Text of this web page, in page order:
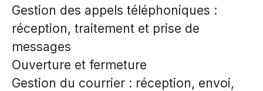
Gestion des appels téléphoniques :
réception, traitement et prise de
messages
Ouverture et fermeture
Gestion du courrier : réception, envoi,